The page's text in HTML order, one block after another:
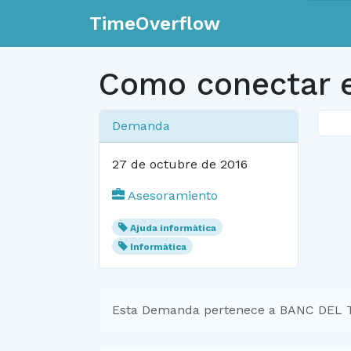
TimeOverflow
Como conectar
Demanda
27 de octubre de 2016
Asesoramiento
Ajuda informàtica
Informàtica
Esta Demanda pertenece a BANC DEL